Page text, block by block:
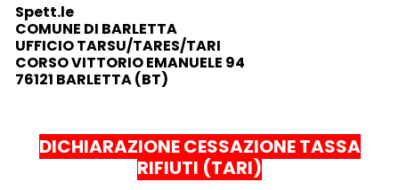
Spett.le
COMUNE DI BARLETTA
UFFICIO TARSU/TARES/TARI
CORSO VITTORIO EMANUELE 94
76121 BARLETTA (BT)
DICHIARAZIONE CESSAZIONE TASSA
RIFIUTI (TARI)